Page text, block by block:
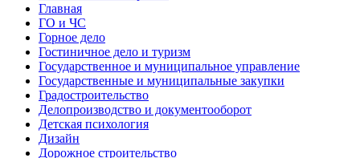
Главная
ГО и ЧС
Горное дело
Гостиничное дело и туризм
Государственное и муниципальное управление
Государственные и муниципальные закупки
Градостроительство
Делопроизводство и документооборот
Детская психология
Дизайн
Дорожное строительство